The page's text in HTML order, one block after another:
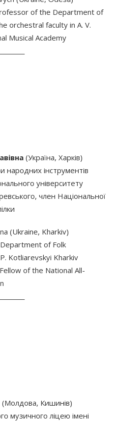
of the Department of
orchestral faculty in A. V.
Musical Academy
(Україна, Харків)
інструментів
університету
член Національної
(Ukraine, Kharkiv)
of Folk
Kotliarevskyi Kharkiv
of the National All-
(Молдова, Кишинів)
музичного ліцею імені